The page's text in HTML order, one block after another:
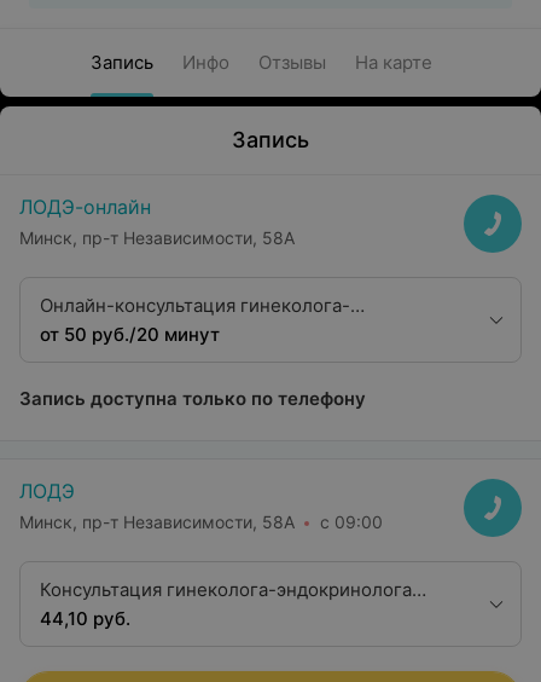
Запись Инфо Отзывы На карте
Запись
ЛОДЭ-онлайн
Минск, пр-т Независимости, 58А
Онлайн-консультация гинеколога-
эндокринолога
от 50 руб./20 минут
Запись доступна только по телефону
ЛОДЭ
Минск, пр-т Независимости, 58А с 09:00
Консультация гинеколога-эндокринолога
первой квалификационной категории
44,10 руб.